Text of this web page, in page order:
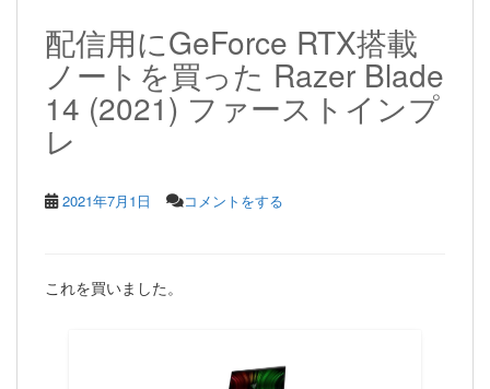
配信用にGeForce RTX搭載
ノートを買った Razer Blade
14 (2021) ファーストインプ
レ
2021年7月1日 コメントをする
これを買いました。